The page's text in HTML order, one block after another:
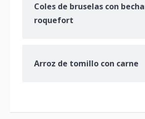
Coles de bruselas con
roquefort
Arroz de tomillo con carne